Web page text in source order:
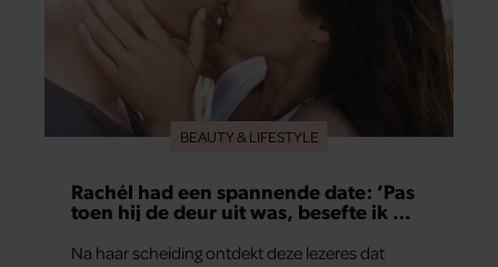
BEAUTY & LIFESTYLE
Rachél had een spannende date: ‘Pas
toen hij de deur uit was, besefte ik wat
Na haar scheiding ontdekt deze lezeres dat